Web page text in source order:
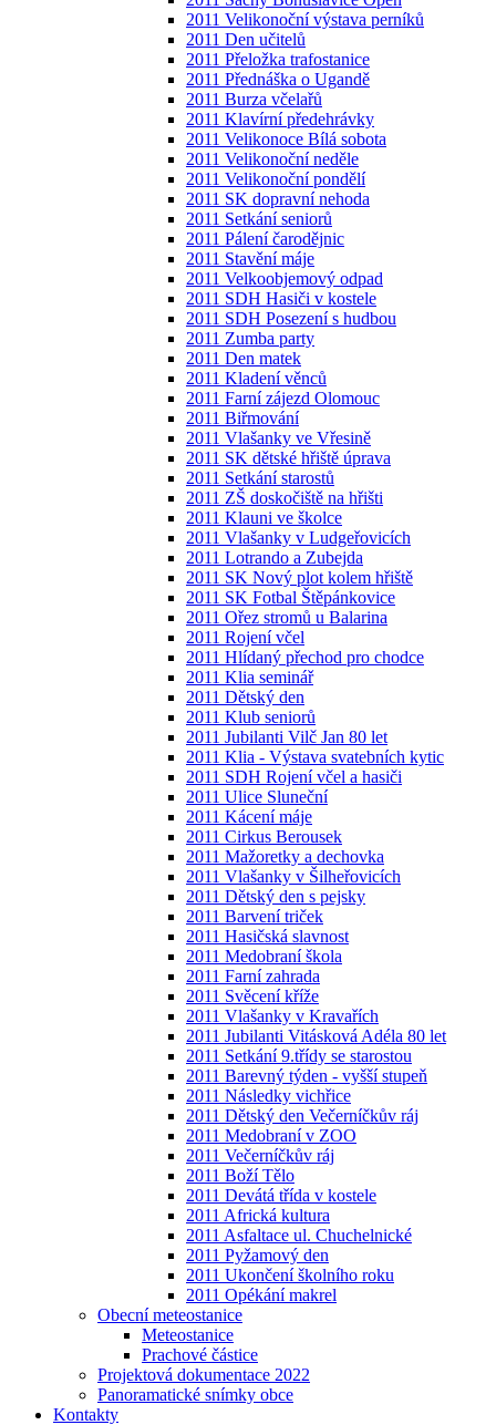
2011 Velikonoční výstava perníků
2011 Den učitelů
2011 Přeložka trafostanice
2011 Přednáška o Ugandě
2011 Burza včelařů
2011 Klavírní předehrávky
2011 Velikonoce Bílá sobota
2011 Velikonoční neděle
2011 Velikonoční pondělí
2011 SK dopravní nehoda
2011 Setkání seniorů
2011 Pálení čarodějnic
2011 Stavění máje
2011 Velkoobjemový odpad
2011 SDH Hasiči v kostele
2011 SDH Posezení s hudbou
2011 Zumba party
2011 Den matek
2011 Kladení věnců
2011 Farní zájezd Olomouc
2011 Biřmování
2011 Vlašanky ve Vřesině
2011 SK dětské hřiště úprava
2011 Setkání starostů
2011 ZŠ doskočiště na hřišti
2011 Klauni ve školce
2011 Vlašanky v Ludgeřovicích
2011 Lotrando a Zubejda
2011 SK Nový plot kolem hřiště
2011 SK Fotbal Štěpánkovice
2011 Ořez stromů u Balarina
2011 Rojení včel
2011 Hlídaný přechod pro chodce
2011 Klia seminář
2011 Dětský den
2011 Klub seniorů
2011 Jubilanti Vilč Jan 80 let
2011 Klia - Výstava svatebních kytic
2011 SDH Rojení včel a hasiči
2011 Ulice Sluneční
2011 Kácení máje
2011 Cirkus Berousek
2011 Mažoretky a dechovka
2011 Vlašanky v Šilheřovicích
2011 Dětský den s pejsky
2011 Barvení triček
2011 Hasičská slavnost
2011 Medobraní škola
2011 Farní zahrada
2011 Svěcení kříže
2011 Vlašanky v Kravařích
2011 Jubilanti Vitásková Adéla 80 let
2011 Setkání 9.třídy se starostou
2011 Barevný týden - vyšší stupeň
2011 Následky vichřice
2011 Dětský den Večerníčkův ráj
2011 Medobraní v ZOO
2011 Večerníčkův ráj
2011 Boží Tělo
2011 Devátá třída v kostele
2011 Africká kultura
2011 Asfaltace ul. Chuchelnické
2011 Pyžamový den
2011 Ukončení školního roku
2011 Opékání makrel
Obecní meteostanice
Meteostanice
Prachové částice
Projektová dokumentace 2022
Panoramatické snímky obce
Kontakty